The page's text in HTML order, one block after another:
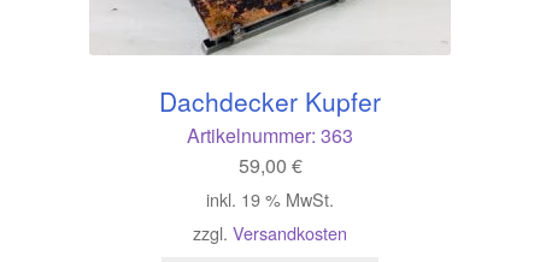
Dachdecker Kupfer
Artikelnummer: 363
59,00 €
inkl. 19 % MwSt.
zzgl. Versandkosten